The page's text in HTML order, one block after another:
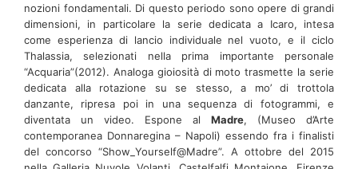
nozioni fondamentali. Di questo periodo sono opere di grandi
dimensioni, in particolare la serie dedicata a Icaro, intesa
come esperienza di lancio individuale nel vuoto, e il ciclo
Thalassia, selezionati nella prima importante personale
“Acquaria”(2012). Analoga gioiosità di moto trasmette la serie
dedicata alla rotazione su se stesso, a mo’ di trottola
danzante, ripresa poi in una sequenza di fotogrammi, e
diventata un video. Espone al Madre, (Museo d’Arte
contemporanea Donnaregina – Napoli) essendo fra i finalisti
del concorso “Show_Yourself@Madre”. A ottobre del 2015